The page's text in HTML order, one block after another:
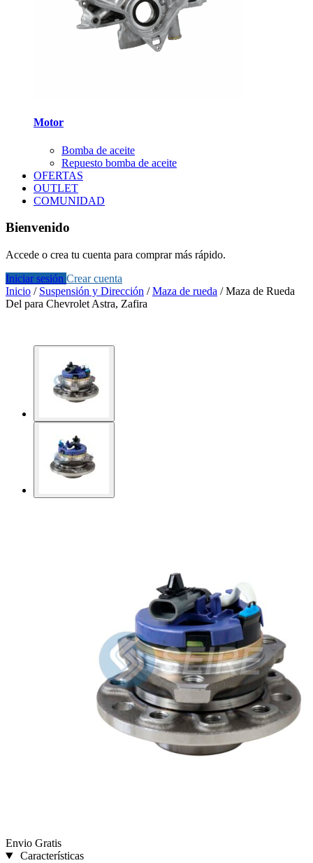
Motor
Bomba de aceite
Repuesto bomba de aceite
OFERTAS
OUTLET
COMUNIDAD
Bienvenido
Accede o crea tu cuenta para comprar más rápido.
Iniciar sesión Crear cuenta
Inicio / Suspensión y Dirección /Maza de rueda /Maza de Rueda
Del para Chevrolet Astra, Zafira
Envio Gratis
Características